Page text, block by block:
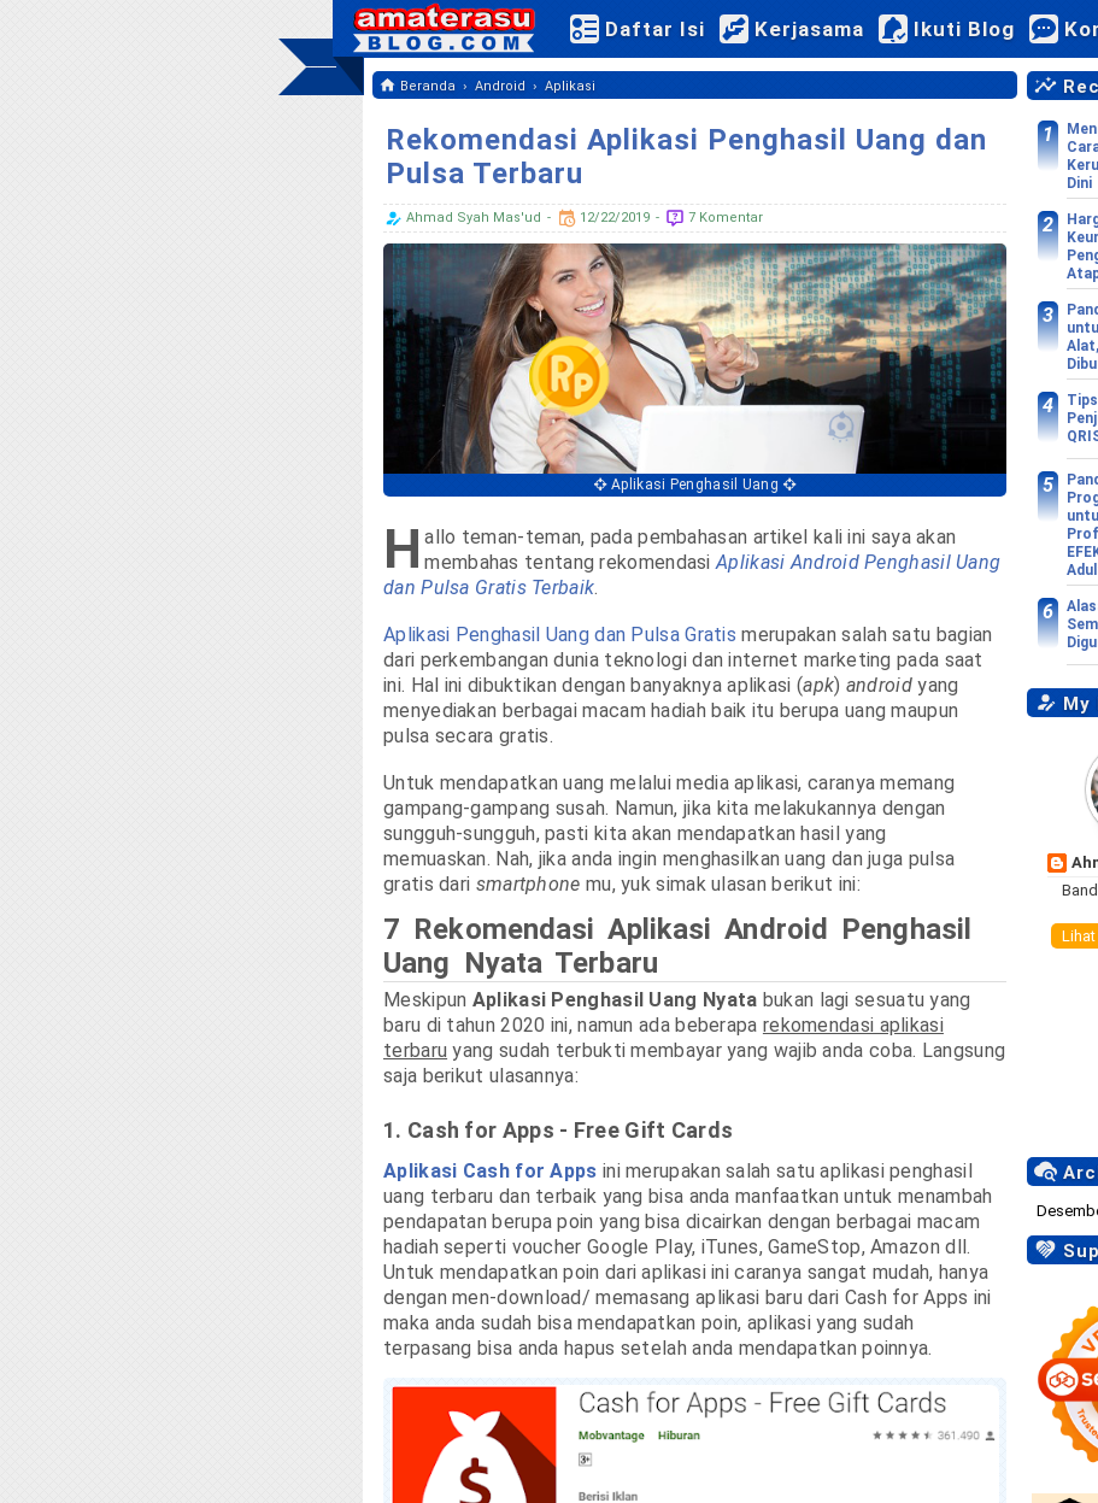
Daftar Isi Kerjasama Ikuti Blog
Beranda › Android › Aplikasi
Rekomendasi Aplikasi Penghasil Uang dan
Pulsa Terbaru
Ahmad Syah Mas'ud 12/22/2019 7 Komentar
Aplikasi Penghasil Uang
H allo teman-teman, pada pembahasan artikel kali ini saya akan
membahas tentang rekomendasiAplikasi Android Penghasil Uang
dan Pulsa Gratis Terbaik.
Aplikasi Penghasil Uang dan Pulsa Gratis merupakan salah satu bagian
dari perkembangan dunia teknologi dan internet marketing pada saat
ini. Hal ini dibuktikan dengan banyaknya aplikasi (apk) androidyang
menyediakan berbagai macam hadiah baik itu berupa uang maupun
pulsa secara gratis.
Untuk mendapatkan uang melalui media aplikasi, caranya memang
gampang-gampang susah. Namun, jika kita melakukannya dengan
sungguh-sungguh, pasti kita akan mendapatkan hasil yang
memuaskan. Nah, jika anda ingin menghasilkan uang dan juga pulsa
gratis dari smartphone mu, yuk simak ulasan berikut ini:
7 Rekomendasi Aplikasi Android Penghasil
Uang Nyata Terbaru
Meskipun Aplikasi Penghasil Uang Nyata bukan lagi sesuatu yang
baru di tahun 2020 ini, namun ada beberapa rekomendasi aplikasi
terbaru yang sudah terbukti membayar yang wajib anda coba. Langsung
saja berikut ulasannya:
1. Cash for Apps - Free Gift Cards
Aplikasi Cash for Apps ini merupakan salah satu aplikasi penghasil
uang terbaru dan terbaik yang bisa anda manfaatkan untuk menambah
pendapatan berupa poin yang bisa dicairkan dengan berbagai macam
hadiah seperti voucher Google Play, iTunes, GameStop, Amazon dll.
Untuk mendapatkan poin dari aplikasi ini caranya sangat mudah, hanya
dengan men-download/ memasang aplikasi baru dari Cash for Apps ini
maka anda sudah bisa mendapatkan poin, aplikasi yang sudah
terpasang bisa anda hapus setelah anda mendapatkan poinnya.
Dini
My